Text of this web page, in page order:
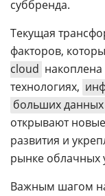
суббренда.
Текущая
факторов,
cloud
технологиях,
больших данных
открывают
развития и
рынке облачных
Важным шагом